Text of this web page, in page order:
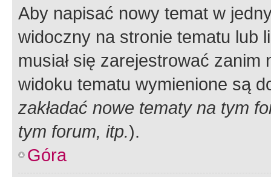
Aby napisać nowy temat w
widoczny na stronie tematu lub
musiał się zarejestrować
widoku tematu wymienione są
zakładać nowe tematy na tym
tym forum, itp.).
Góra